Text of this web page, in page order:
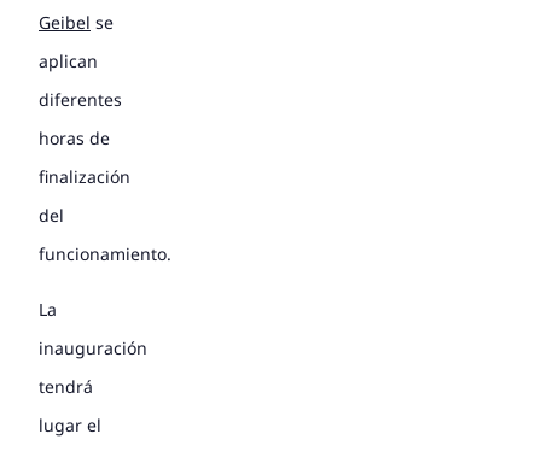
Geibel se
aplican
diferentes
horas de
finalización
del
funcionamiento.
La
inauguración
tendrá
lugar el